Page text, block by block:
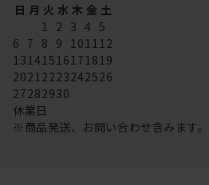
日 月 火 水 木 金 土
1 2 3 4 5
6 7 8 9 101112
13141516171819
20212223242526
27282930
休業日
※商品発送、お問い合わせ含みます。